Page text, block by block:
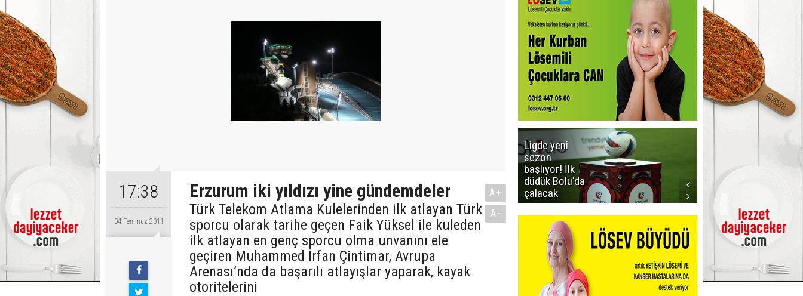
17:38
04 Temmuz 2011
Erzurum iki yıldızı yine gündemdeler
Türk Telekom Atlama Kulelerinden ilk atlayan Türk
sporcu olarak tarihe geçen Faik Yüksel ile kuleden
ilk atlayan en genç sporcu olma unvanını ele
geçiren Muhammed İrfan Çintimar, Avrupa
Arenası’nda da başarılı atlayışlar yaparak, kayak
otoritelerini
A+
A-
Ligde yeni
sezon
başlıyor! İlk
düdük Bolu'da
çalacak